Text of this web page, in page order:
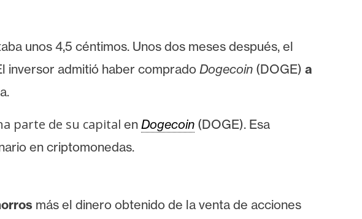
unos 4,5 céntimos. Unos dos meses después, el
inversor admitió haber comprado Dogecoin (DOGE) a
parte de su capital en Dogecoin (DOGE). Esa
en criptomonedas.
más el dinero obtenido de la venta de acciones